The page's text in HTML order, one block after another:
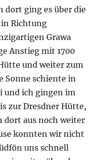
konnten wir nicht
uns schnell
wir weiter über den
Die Sonne
verdeckt, wodurch
waren.
konnte ich
und 27.
Ich hatte das